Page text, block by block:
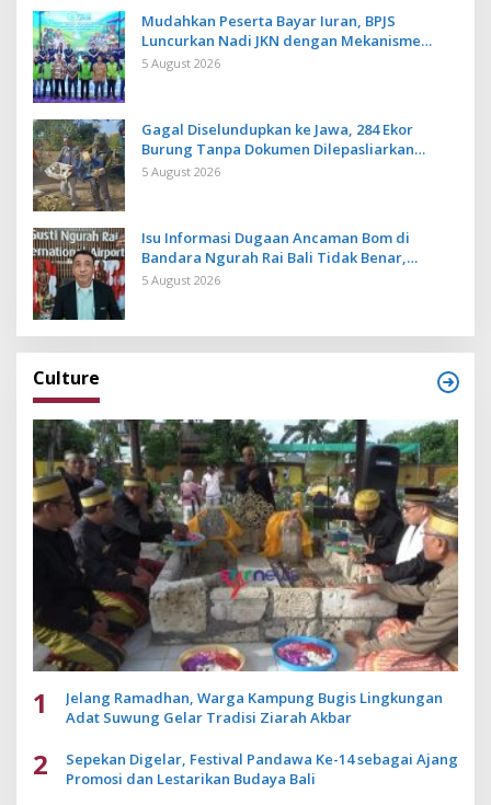
Mudahkan Peserta Bayar Iuran, BPJS
Luncurkan Nadi JKN dengan Mekanisme
Menabung
5 August 2026
Gagal Diselundupkan ke Jawa, 284 Ekor
Burung Tanpa Dokumen Dilepasliarkan
Cegah Ancaman Penyakit
5 August 2026
Isu Informasi Dugaan Ancaman Bom di
Bandara Ngurah Rai Bali Tidak Benar,
Operasional Penerbangan Lancar
5 August 2026
Culture
1
Jelang Ramadhan, Warga Kampung Bugis Lingkungan
Adat Suwung Gelar Tradisi Ziarah Akbar
2
Sepekan Digelar, Festival Pandawa Ke-14 sebagai Ajang
Promosi dan Lestarikan Budaya Bali